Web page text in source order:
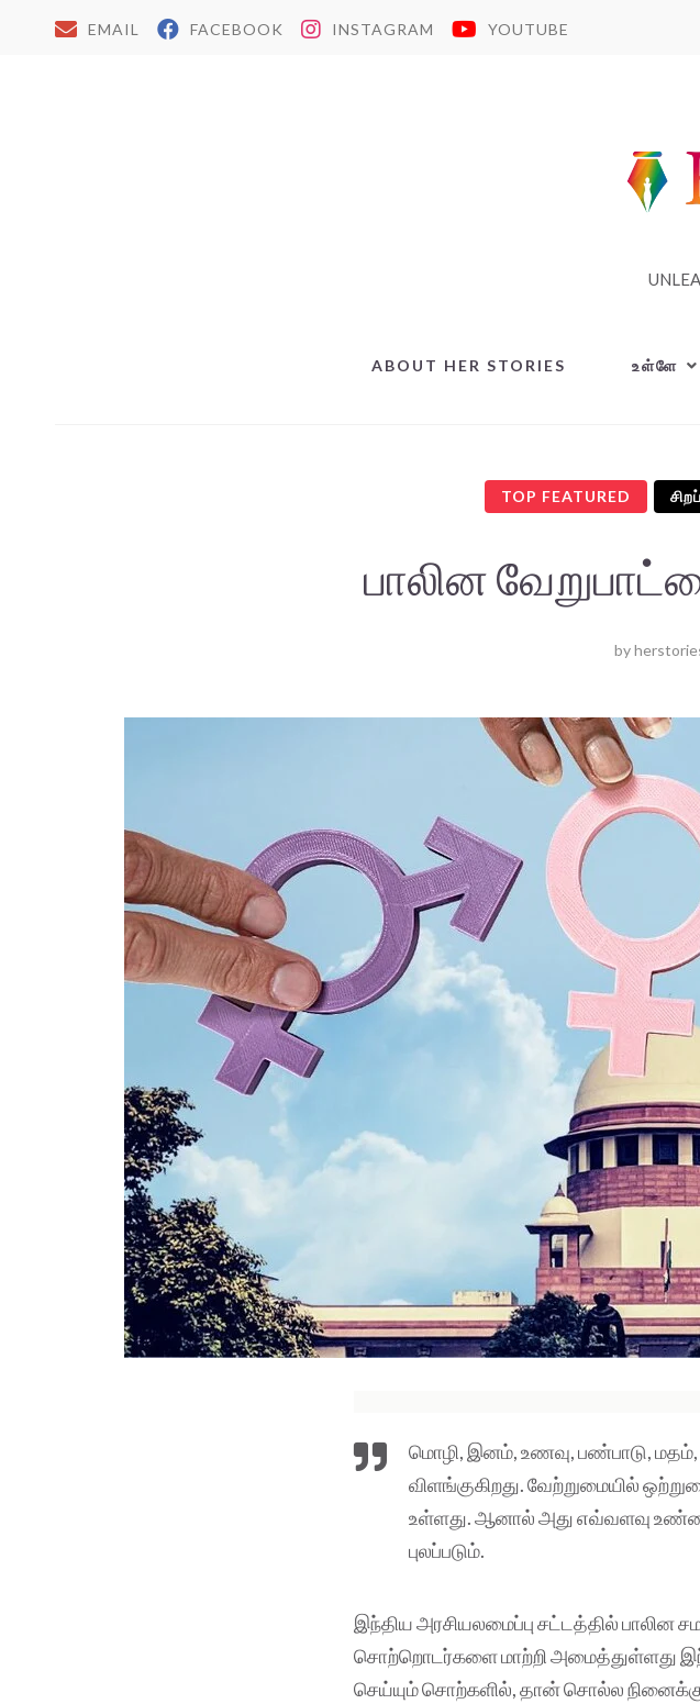
EMAIL FACEBOOK INSTAGRAM YOUTUBE
ABOUT HER STORIES உள்ளே
TOP FEATURED
பாலின
by
மொழி, இனம், உணவு, பண்பாடு, மதம்,
விளங்குகிறது. வேற்றுமையில்
உள்ளது. ஆனால் அது எவ்வளவு
புலப்படும்.
இந்திய அரசியலமைப்பு சட்டத்தில் பாலின
சொற்றொடர்களை மாற்றி அமைத்துள்ளது
செய்யும் சொற்களில், தான் சொல்ல